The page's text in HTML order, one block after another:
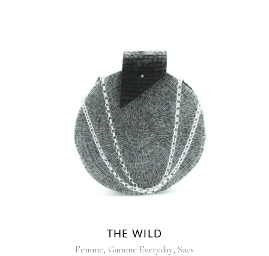
THE WILD
Femme, Gamme Everyday, Sacs